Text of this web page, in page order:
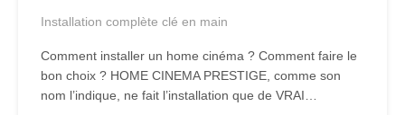
Installation complète clé en main
Comment installer un home cinéma ? Comment faire le
bon choix ? HOME CINEMA PRESTIGE, comme son
nom l’indique, ne fait l’installation que de VRAI…